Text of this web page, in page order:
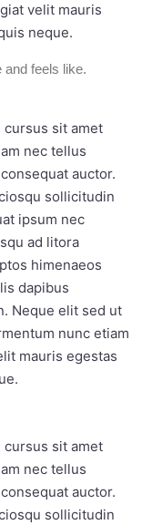
velit mauris
neque.
and feels like.
cursus sit amet
nec tellus
auctor.
sollicitudin
ipsum nec
ad litora
himenaeos
dapibus
Neque elit sed ut
nunc etiam
mauris egestas
cursus sit amet
nec tellus
auctor.
sollicitudin